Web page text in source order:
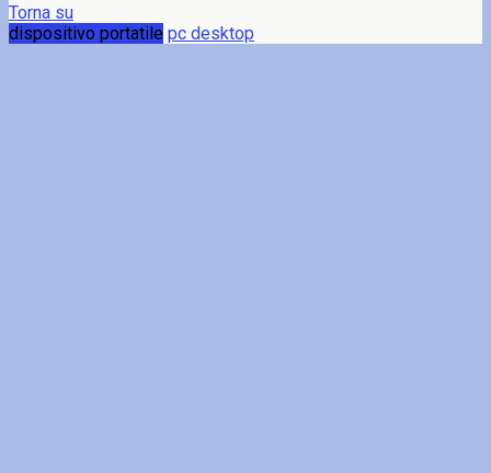
Torna su
dispositivo portatile pc desktop